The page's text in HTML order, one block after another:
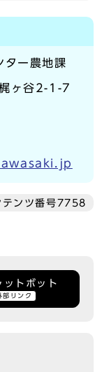
ター農地課
ヶ谷2-1-7
テンツ番号7758
トボット
部リンク